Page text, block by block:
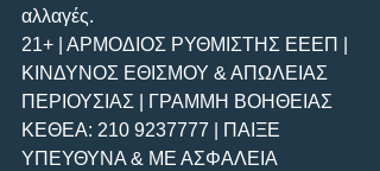
αλλαγές.
21+ | ΑΡΜΟΔΙΟΣ ΡΥΘΜΙΣΤΗΣ ΕΕΕΠ |
ΚΙΝΔΥΝΟΣ ΕΘΙΣΜΟΥ & ΑΠΩΛΕΙΑΣ
ΠΕΡΙΟΥΣΙΑΣ | ΓΡΑΜΜΗ ΒΟΗΘΕΙΑΣ
ΚΕΘΕΑ: 210 9237777 | ΠΑΙΞΕ
ΥΠΕΥΘΥΝΑ & ΜΕ ΑΣΦΑΛΕΙΑ